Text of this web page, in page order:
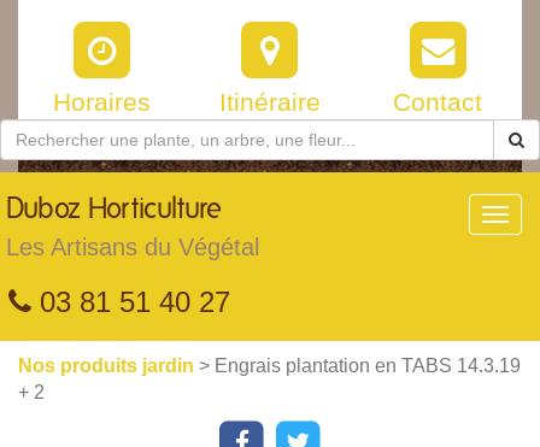
Horaires Itinéraire Contact
Duboz Horticulture
Les Artisans du Végétal
03 81 51 40 27
Nos produits jardin > Engrais plantation en TABS 14.3.19
+ 2